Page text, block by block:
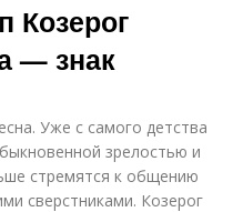
Козерог
— знак
Уже с самого детства
зрелостью и
стремятся к общению
сверстниками. Козерог